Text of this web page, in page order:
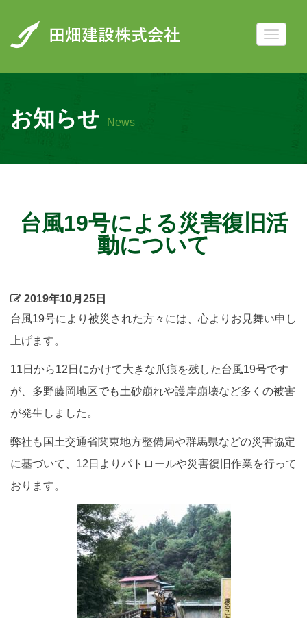
お知らせ News
台風19号による災害復旧活
動について
2019年10月25日
台風19号により被災された方々には、心よりお見舞い申し
上げます。
11日から12日にかけて大きな爪痕を残した台風19号です
が、多野藤岡地区でも土砂崩れや護岸崩壊など多くの被害
が発生しました。
弊社も国土交通省関東地方整備局や群馬県などの災害協定
に基づいて、12日よりパトロールや災害復旧作業を行って
おります。